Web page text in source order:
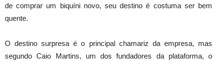
de comprar um biquíni novo, seu destino é costuma ser bem
quente.
O destino surpresa é o principal chamariz da empresa, mas
segundo Caio Martins, um dos fundadores da plataforma, o